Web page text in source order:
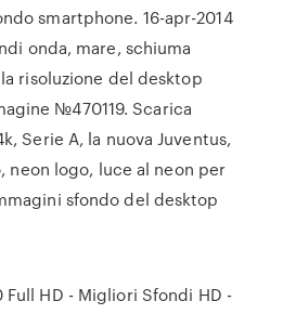
smartphone. 16-apr-2014
onda, mare, schiuma
risoluzione del desktop
№470119. Scarica
Serie A, la nuova Juventus,
neon logo, luce al neon per
sfondo del desktop
Full HD - Migliori Sfondi HD -